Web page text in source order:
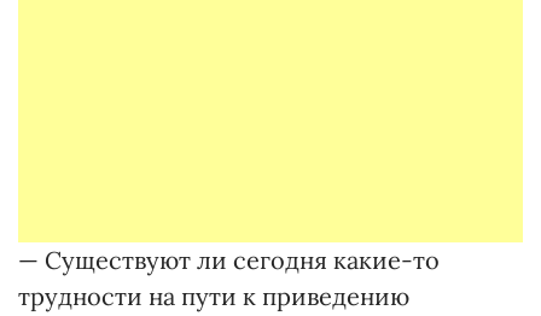
— Существуют ли сегодня какие-то
трудности на пути к приведению